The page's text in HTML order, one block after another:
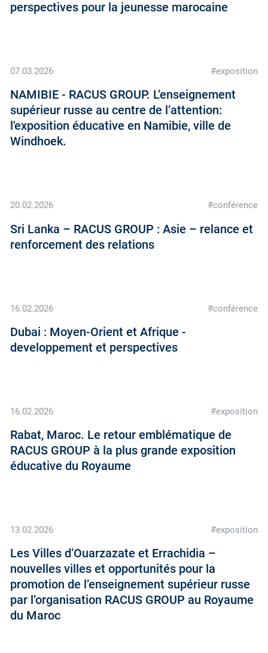
perspectives pour la jeunesse marocaine
07.03.2026 #exposition
NAMIBIE - RACUS GROUP. L’enseignement
supérieur russe au centre de l’attention:
l'exposition éducative en Namibie, ville de
Windhoek.
20.02.2026 #conférence
Sri Lanka – RACUS GROUP : Asie – relance et
renforcement des relations
16.02.2026 #conférence
Dubai : Moyen-Orient et Afrique -
developpement et perspectives
16.02.2026 #exposition
Rabat, Maroc. Le retour emblématique de
RACUS GROUP à la plus grande exposition
éducative du Royaume
13.02.2026 #exposition
Les Villes d’Ouarzazate et Errachidia –
nouvelles villes et opportunités pour la
promotion de l’enseignement supérieur russe
par l’organisation RACUS GROUP au Royaume
du Maroc